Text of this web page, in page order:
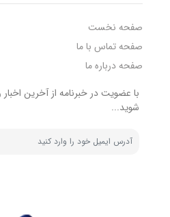
صفحه نخست
صفحه تماس با ما
صفحه درباره ما
شوید...